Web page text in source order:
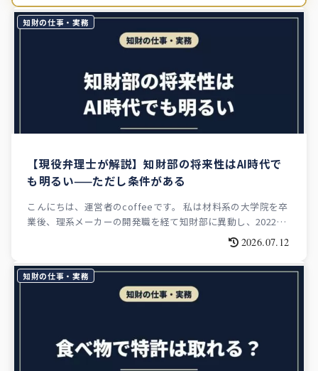
務でどう使うか」ま...
知財の仕事・実務
【現役弁理士が解説】知財部の将来性はAI時代で
も明るい——ただし条件がある
こんにちは、運営者のcoffeeです。 私は材料系の大学院を卒
業後、理系メーカーの開発職を経て知財部に異動し、2022年
に弁理士試験に合格しました。2024年にはITパスポート・基
本情報技術者・応用情報技術者をすべてストレートで取得。
現在は...
2026.07.12
知財の仕事・実務